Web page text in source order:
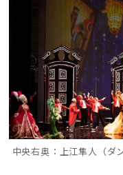
中央右奥：上江隼人（